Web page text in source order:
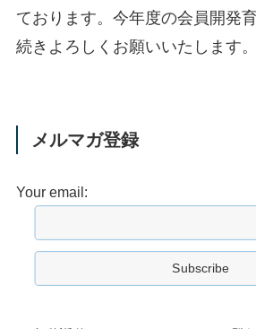
ております。今年度の会員開発
続きよろしくお願いいたします。
メルマガ登録
Your email: